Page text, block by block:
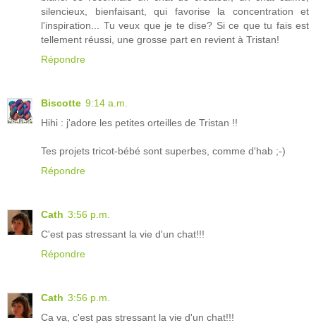
silencieux, bienfaisant, qui favorise la concentration et
l'inspiration... Tu veux que je te dise? Si ce que tu fais est
tellement réussi, une grosse part en revient à Tristan!
Répondre
Biscotte 9:14 a.m.
Hihi : j'adore les petites orteilles de Tristan !!
Tes projets tricot-bébé sont superbes, comme d'hab ;-)
Répondre
Cath 3:56 p.m.
C'est pas stressant la vie d'un chat!!!
Répondre
Cath 3:56 p.m.
Ca va, c'est pas stressant la vie d'un chat!!!